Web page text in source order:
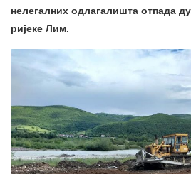
нелегалних одлагалишта отпада
ријеке Лим.